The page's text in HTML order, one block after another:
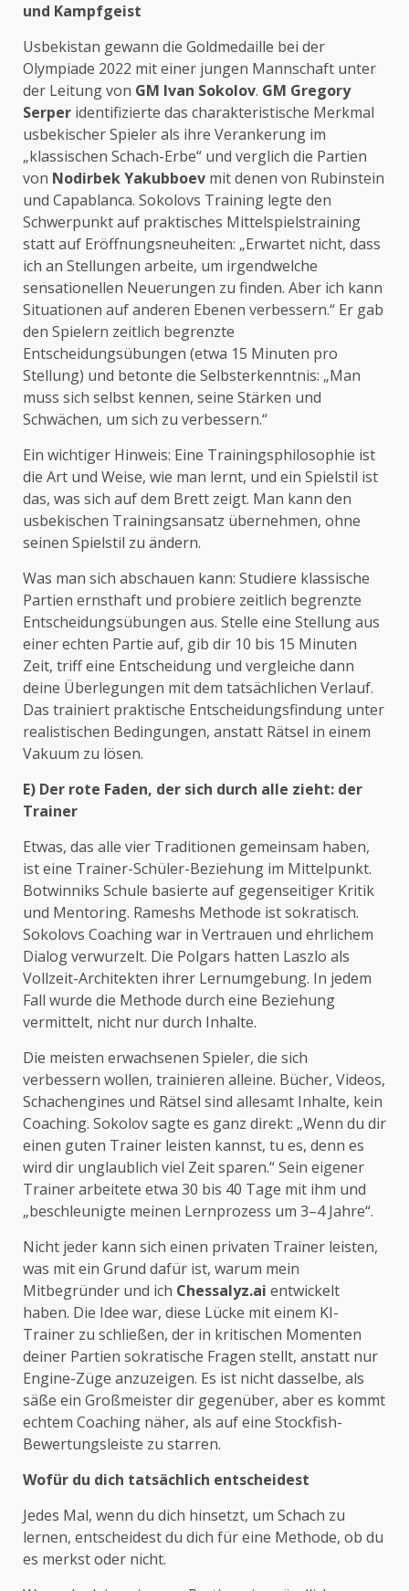
und Kampfgeist
Usbekistan gewann die Goldmedaille bei der
Olympiade 2022 mit einer jungen Mannschaft unter
der Leitung von GM Ivan Sokolov. GM Gregory
Serper identifizierte das charakteristische Merkmal
usbekischer Spieler als ihre Verankerung im
„klassischen Schach-Erbe“ und verglich die Partien
von Nodirbek Yakubboev mit denen von Rubinstein
und Capablanca. Sokolovs Training legte den
Schwerpunkt auf praktisches Mittelspielstraining
statt auf Eröffnungsneuheiten: „Erwartet nicht, dass
ich an Stellungen arbeite, um irgendwelche
sensationellen Neuerungen zu finden. Aber ich kann
Situationen auf anderen Ebenen verbessern.“ Er gab
den Spielern zeitlich begrenzte
Entscheidungsübungen (etwa 15 Minuten pro
Stellung) und betonte die Selbsterkenntnis: „Man
muss sich selbst kennen, seine Stärken und
Schwächen, um sich zu verbessern.“
Ein wichtiger Hinweis: Eine Trainingsphilosophie ist
die Art und Weise, wie man lernt, und ein Spielstil ist
das, was sich auf dem Brett zeigt. Man kann den
usbekischen Trainingsansatz übernehmen, ohne
seinen Spielstil zu ändern.
Was man sich abschauen kann: Studiere klassische
Partien ernsthaft und probiere zeitlich begrenzte
Entscheidungsübungen aus. Stelle eine Stellung aus
einer echten Partie auf, gib dir 10 bis 15 Minuten
Zeit, triff eine Entscheidung und vergleiche dann
deine Überlegungen mit dem tatsächlichen Verlauf.
Das trainiert praktische Entscheidungsfindung unter
realistischen Bedingungen, anstatt Rätsel in einem
Vakuum zu lösen.
E) Der rote Faden, der sich durch alle zieht: der
Trainer
Etwas, das alle vier Traditionen gemeinsam haben,
ist eine Trainer-Schüler-Beziehung im Mittelpunkt.
Botwinniks Schule basierte auf gegenseitiger Kritik
und Mentoring. Rameshs Methode ist sokratisch.
Sokolovs Coaching war in Vertrauen und ehrlichem
Dialog verwurzelt. Die Polgars hatten Laszlo als
Vollzeit-Architekten ihrer Lernumgebung. In jedem
Fall wurde die Methode durch eine Beziehung
vermittelt, nicht nur durch Inhalte.
Die meisten erwachsenen Spieler, die sich
verbessern wollen, trainieren alleine. Bücher, Videos,
Schachengines und Rätsel sind allesamt Inhalte, kein
Coaching. Sokolov sagte es ganz direkt: „Wenn du dir
einen guten Trainer leisten kannst, tu es, denn es
wird dir unglaublich viel Zeit sparen.“ Sein eigener
Trainer arbeitete etwa 30 bis 40 Tage mit ihm und
„beschleunigte meinen Lernprozess um 3–4 Jahre“.
Nicht jeder kann sich einen privaten Trainer leisten,
was mit ein Grund dafür ist, warum mein
Mitbegründer und ich Chessalyz.ai entwickelt
haben. Die Idee war, diese Lücke mit einem KI-
Trainer zu schließen, der in kritischen Momenten
deiner Partien sokratische Fragen stellt, anstatt nur
Engine-Züge anzuzeigen. Es ist nicht dasselbe, als
säße ein Großmeister dir gegenüber, aber es kommt
echtem Coaching näher, als auf eine Stockfish-
Bewertungsleiste zu starren.
Wofür du dich tatsächlich entscheidest
Jedes Mal, wenn du dich hinsetzt, um Schach zu
lernen, entscheidest du dich für eine Methode, ob du
es merkst oder nicht.